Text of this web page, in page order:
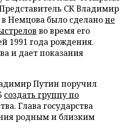
СК Владимир
Немцова было сделаноне
во время его
1991 года рождения.
и дает показания
Путин поручил
создать группу по
Глава государства
родным и близким